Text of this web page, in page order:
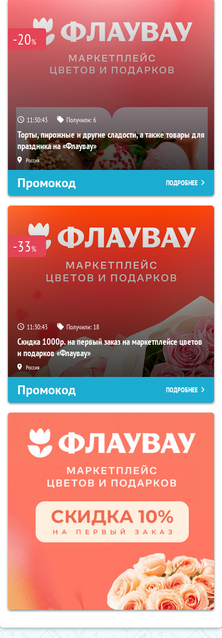
-20%
11:30:42 Получили:6
Торты, пирожные и другие сладости, а также товары для
праздника на «Флаувау»
Россия
Промокод ПОДРОБНЕЕ
-33%
11:30:42 Получили: 18
Скидка 1000р. на первый заказ на маркетплейсе цветов
и подарков «Флаувау»
Россия
Промокод ПОДРОБНЕЕ